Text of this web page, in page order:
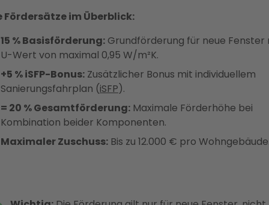
Fördersätze im Überblick:
15 % Basisförderung: Grundförderung für neue Fenster
U-Wert von maximal 0,95 W/m²K.
+5 % iSFP-Bonus: Zusätzlicher Bonus mit individuellem
Sanierungsfahrplan (iSFP).
= 20 % Gesamtförderung: Maximale Förderhöhe bei
Kombination beider Komponenten.
Maximaler Zuschuss: Bis zu 12.000 € pro